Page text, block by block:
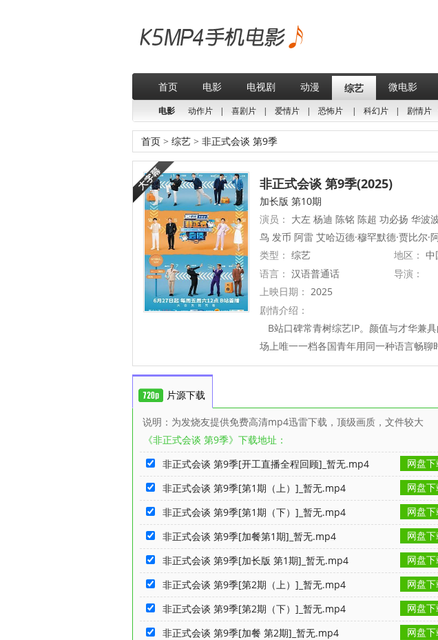
首页 电影 电视剧 动漫 综艺 微电影
电影 动作片 | 喜剧片 | 爱情片 | 恐怖片 | 科幻片 | 剧情片
首页 > 综艺 > 非正式会谈 第9季
非正式会谈 第9季(2025)
加长版 第10期
演员： 大左 杨迪 陈铭 陈超 功必扬 华波
鸟 发币 阿雷 艾哈迈德·穆罕默德·贾比尔·
类型： 综艺 地区： 中
语言： 汉语普通话
导演：
上映日期： 2025
剧情介绍：
B站口碑常青树综艺IP。颜值与才华兼
场上唯一一档各国青年用同一种语言畅聊
片源下载
说明：为发烧友提供免费高清mp4迅雷下载，顶级画质，文件较大
《非正式会谈 第9季》下载地址：
非正式会谈 第9季[开工直播全程回顾]_暂无.mp4
网盘下
非正式会谈 第9季[第1期（上）]_暂无.mp4
网盘下
非正式会谈 第9季[第1期（下）]_暂无.mp4
网盘下
非正式会谈 第9季[加餐第1期]_暂无.mp4
网盘下
非正式会谈 第9季[加长版 第1期]_暂无.mp4
网盘下
非正式会谈 第9季[第2期（上）]_暂无.mp4
网盘下
非正式会谈 第9季[第2期（下）]_暂无.mp4
网盘下
非正式会谈 第9季[加餐 第2期]_暂无.mp4
网盘下